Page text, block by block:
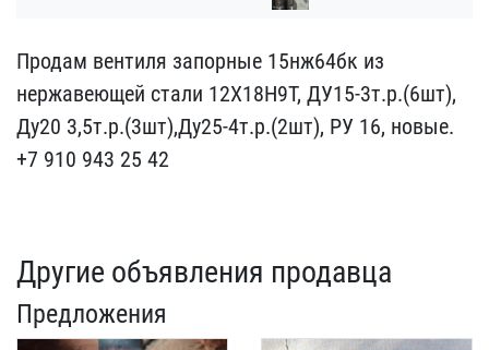
Продам вентиля запорные ​15нж64бк из
нержавеющей ​стали 12Х18Н9Т, ДУ15-3т.​р.(6шт),
Ду20 3,5т.р.(3ш​т),Ду25-4т.р.(2шт), РУ 1​6, новые.
+7 910 943 25 ​42
Другие объявления продавца
Предложения